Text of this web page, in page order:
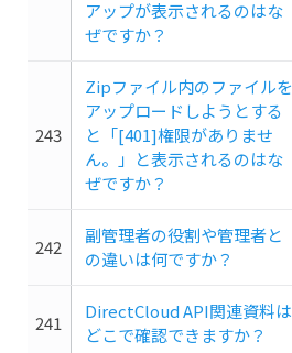
アップが表示されるのはな
ぜですか？
243
Zipファイル内のファイルを
アップロードしようとする
と「[401]権限がありませ
ん。」と表示されるのはな
ぜですか？
242
副管理者の役割や管理者と
の違いは何ですか？
241
DirectCloud API関連資料は
どこで確認できますか？